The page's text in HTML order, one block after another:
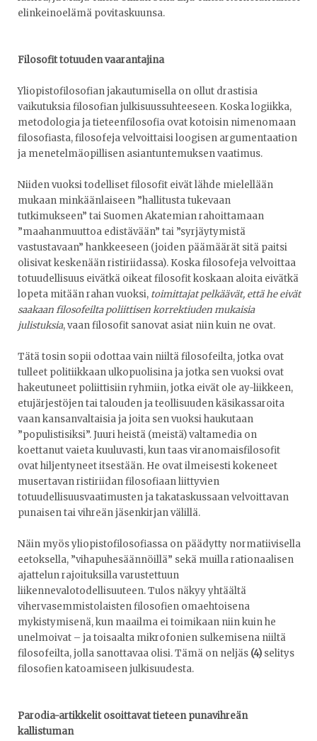
elinkeinoelämä povitaskuunsa.
Filosofit totuuden vaarantajina
Yliopistofilosofian jakautumisella on ollut drastisia
vaikutuksia filosofian julkisuussuhteeseen. Koska logiikka,
metodologia ja tieteenfilosofia ovat kotoisin nimenomaan
filosofiasta, filosofeja velvoittaisi loogisen argumentaation
ja menetelmäopillisen asiantuntemuksen vaatimus.
Niiden vuoksi todelliset filosofit eivät lähde mielellään
mukaan minkäänlaiseen ”hallitusta tukevaan
tutkimukseen” tai Suomen Akatemian rahoittamaan
”maahanmuuttoa edistävään” tai ”syrjäytymistä
vastustavaan” hankkeeseen (joiden päämäärät sitä paitsi
olisivat keskenään ristiriidassa). Koska filosofeja velvoittaa
totuudellisuus eivätkä oikeat filosofit koskaan aloita eivätkä
lopeta mitään rahan vuoksi, toimittajat pelkäävät, että he eivät
saakaan filosofeilta poliittisen korrektiuden mukaisia
julistuksia, vaan filosofit sanovat asiat niin kuin ne ovat.
Tätä tosin sopii odottaa vain niiltä filosofeilta, jotka ovat
tulleet politiikkaan ulkopuolisina ja jotka sen vuoksi ovat
hakeutuneet poliittisiin ryhmiin, jotka eivät ole ay-liikkeen,
etujärjestöjen tai talouden ja teollisuuden käsikassaroita
vaan kansanvaltaisia ja joita sen vuoksi haukutaan
”populistisiksi”. Juuri heistä (meistä) valtamedia on
koettanut vaieta kuuluvasti, kun taas viranomaisfilosofit
ovat hiljentyneet itsestään. He ovat ilmeisesti kokeneet
musertavan ristiriidan filosofiaan liittyvien
totuudellisuusvaatimusten ja takataskussaan velvoittavan
punaisen tai vihreän jäsenkirjan välillä.
Näin myös yliopistofilosofiassa on päädytty normatiivisella
eetoksella, ”vihapuhesäännöillä” sekä muilla rationaalisen
ajattelun rajoituksilla varustettuun
liikennevalotodellisuuteen. Tulos näkyy yhtäältä
vihervasemmistolaisten filosofien omaehtoisena
mykistymisenä, kun maailma ei toimikaan niin kuin he
unelmoivat – ja toisaalta mikrofonien sulkemisena niiltä
filosofeilta, jolla sanottavaa olisi. Tämä on neljäs (4) selitys
filosofien katoamiseen julkisuudesta.
Parodia-artikkelit osoittavat tieteen punavihreän
kallistuman